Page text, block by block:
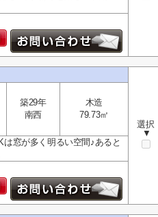
選択
▼
築29年
南西
木造
79.73㎡
窓が多く明るい空間♪あると